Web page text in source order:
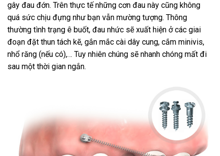
gây đau đớn. Trên thực tế những cơn đau này cũng không
quá sức chịu đựng như bạn vẫn mường tượng. Thông
thường tình trạng ê buốt, đau nhức sẽ xuất hiện ở các giai
đoạn đặt thun tách kẽ, gắn mắc cài dây cung, cắm minivis,
nhổ răng (nếu có),… Tuy nhiên chúng sẽ nhanh chóng mất đi
sau một thời gian ngắn.